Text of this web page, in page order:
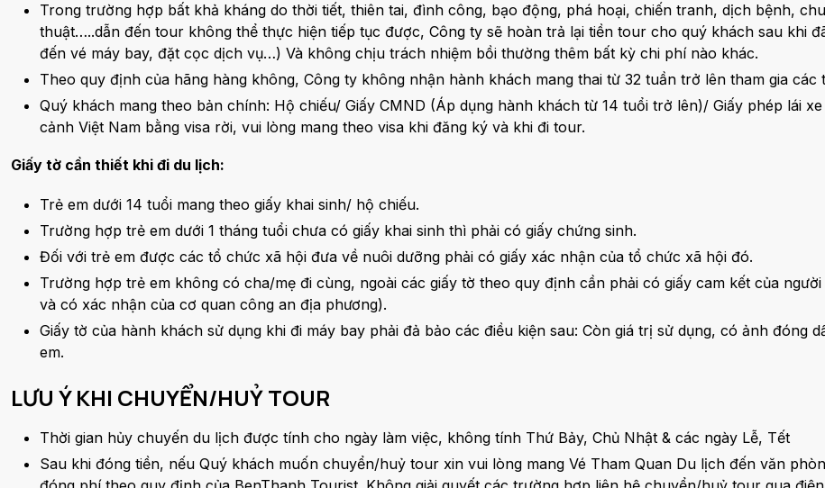
Trong trường hợp bất khả kháng do thời tiết, thiên tai, đình công, bạo động, phá hoại, chiến tranh, dịch bệnh,
thuật…..dẫn đến tour không thể thực hiện tiếp tục được, Công ty sẽ hoàn trả lại tiền tour cho quý khách sau khi
đến vé máy bay, đặt cọc dịch vụ…) Và không chịu trách nhiệm bồi thường thêm bất kỳ chi phí nào khác.
Theo quy định của hãng hàng không, Công ty không nhận hành khách mang thai từ 32 tuần trở lên tham gia
Quý khách mang theo bản chính: Hộ chiếu/ Giấy CMND (Áp dụng hành khách từ 14 tuổi trở lên)/ Giấy phép lái
cảnh Việt Nam bằng visa rời, vui lòng mang theo visa khi đăng ký và khi đi tour.
Giấy tờ cần thiết khi đi du lịch:
Trẻ em dưới 14 tuổi mang theo giấy khai sinh/ hộ chiếu.
Trường hợp trẻ em dưới 1 tháng tuổi chưa có giấy khai sinh thì phải có giấy chứng sinh.
Đối với trẻ em được các tổ chức xã hội đưa về nuôi dưỡng phải có giấy xác nhận của tổ chức xã hội đó.
Trường hợp trẻ em không có cha/mẹ đi cùng, ngoài các giấy tờ theo quy định cần phải có giấy cam kết của
và có xác nhận của cơ quan công an địa phương).
Giấy tờ của hành khách sử dụng khi đi máy bay phải đả bảo các điều kiện sau: Còn giá trị sử dụng, có ảnh đóng
em.
LƯU Ý KHI CHUYỂN/HUỶ TOUR
Thời gian hủy chuyến du lịch được tính cho ngày làm việc, không tính Thứ Bảy, Chủ Nhật & các ngày Lễ, Tết
Sau khi đóng tiền, nếu Quý khách muốn chuyển/huỷ tour xin vui lòng mang Vé Tham Quan Du lịch đến văn